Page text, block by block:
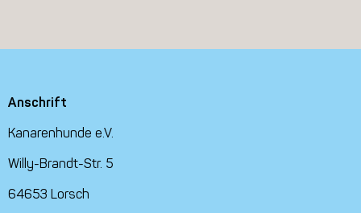
Anschrift
Kanarenhunde e.V.
Willy-Brandt-Str. 5
64653 Lorsch